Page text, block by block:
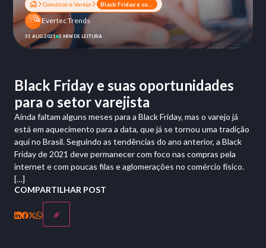
Comércio e Varejo
Evertec Trends
31 AUG 2021 5 MIN DE LEITURA
Black Friday e suas oportunidades
para o setor varejista
Ainda faltam alguns meses para a Black Friday, mas o varejo já
está em aquecimento para a data, que já se tornou uma tradição
aqui no Brasil. Seguindo as tendências do ano anterior, a Black
Friday de 2021 deve permanecer com foco nas compras pela
internet e com poucas filas e aglomerações no comércio físico.
[…]
COMPARTILHAR POST